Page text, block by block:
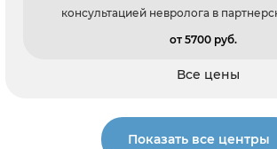
консультацией невролога в
от 5700 pуб.
Все цены
Показать все центры